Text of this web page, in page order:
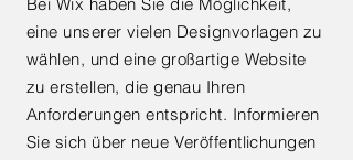
eine unserer vielen Designvorlagen zu
wählen, und eine großartige Website
zu erstellen, die genau Ihren
Anforderungen entspricht. Informieren
Sie sich über neue Veröffentlichungen